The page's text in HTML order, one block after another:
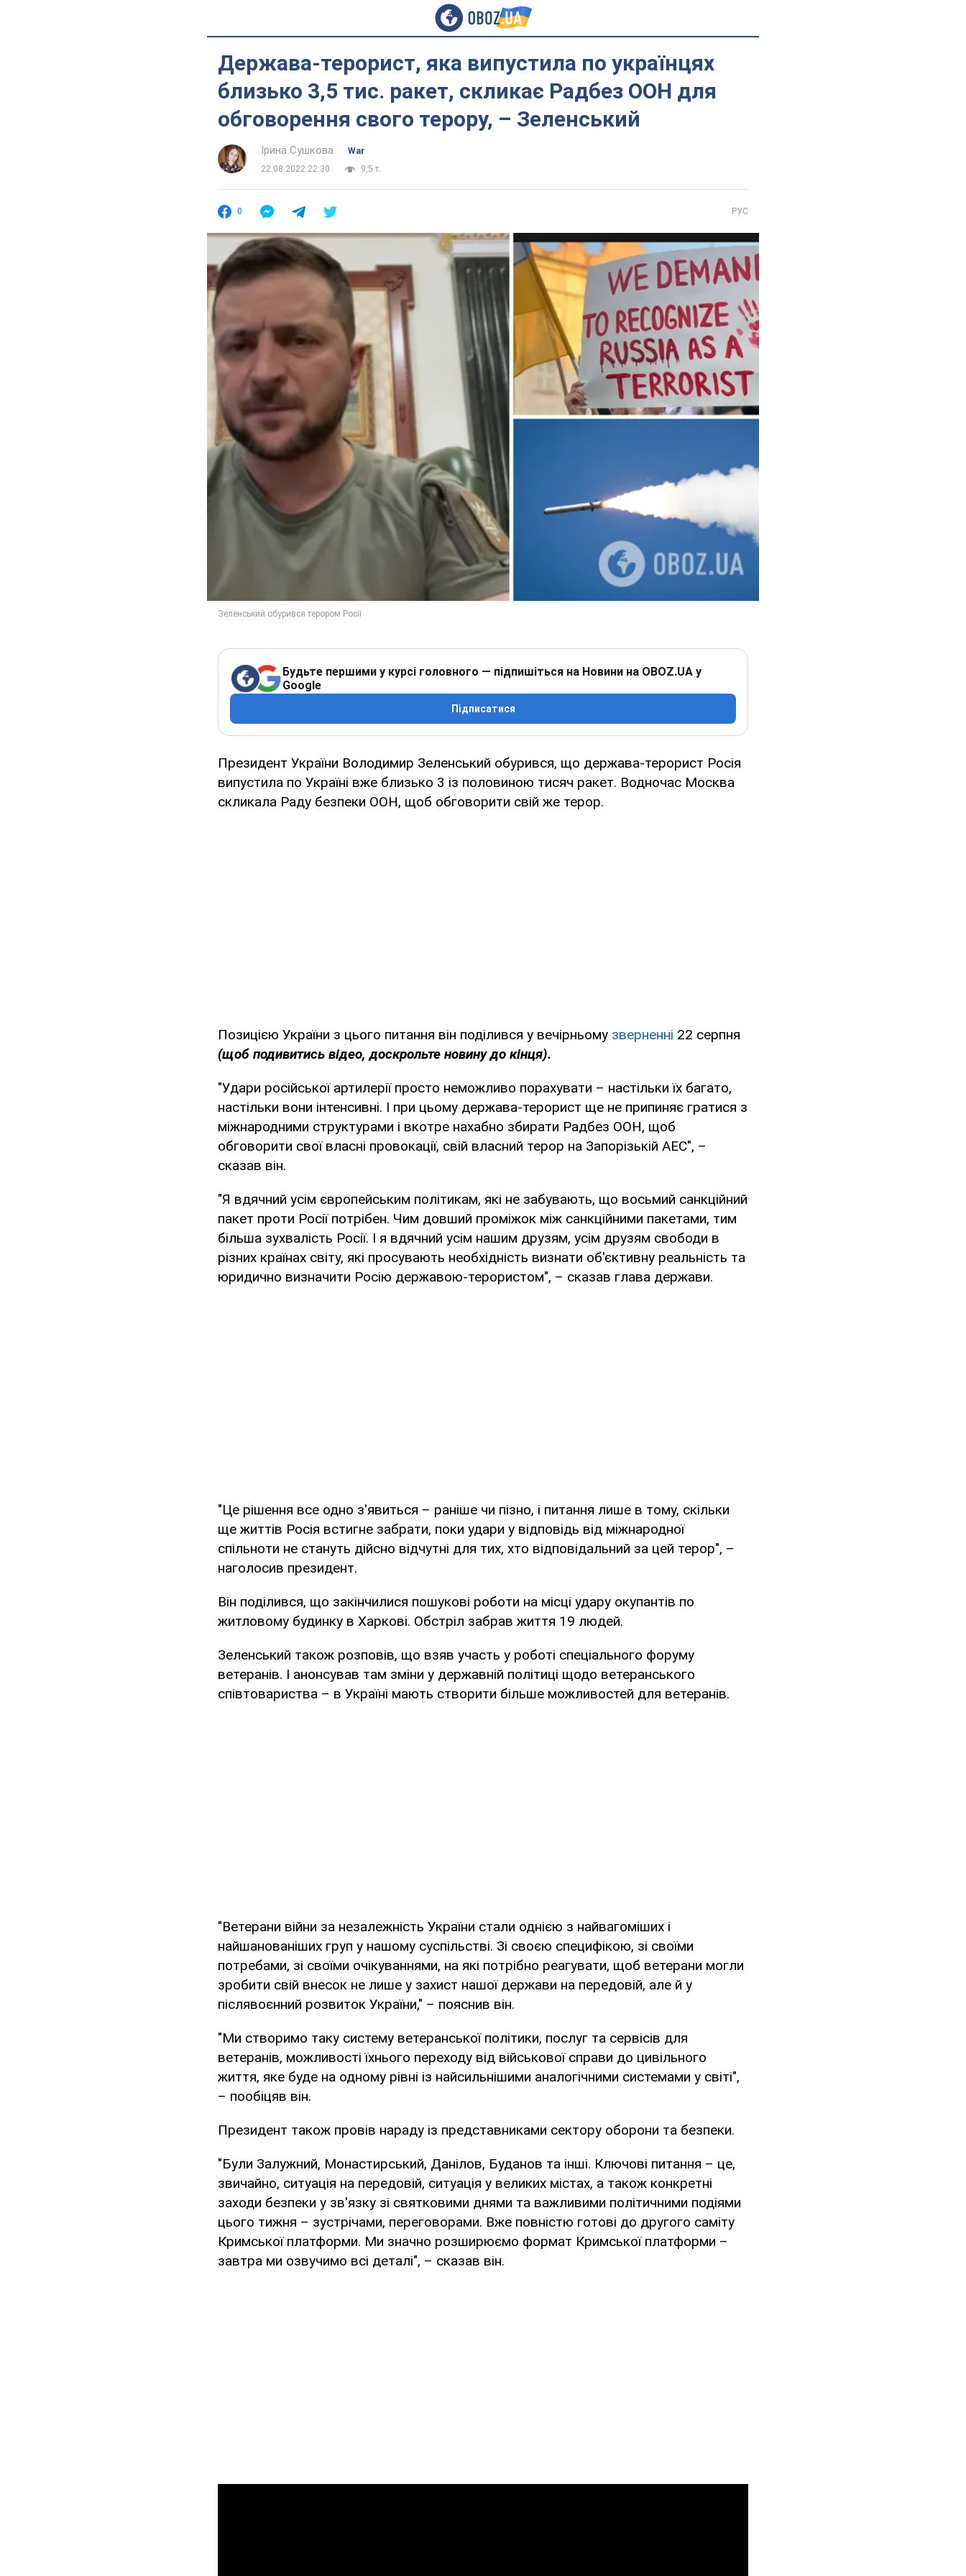
Держава-терорист, яка випустила по українцях
близько 3,5 тис. ракет, скликає Радбез ООН для
обговорення свого терору, – Зеленський
Ірина Сушкова
War
22.08.2022 22:30
9,5 т.
0 РУС
Будьте першими у курсі головного — підпишіться на Новини на OBOZ.UA у
Google
Підписатися
Президент України Володимир Зеленський обурився, що держава-терорист Росія
випустила по Україні вже близько 3 із половиною тисяч ракет. Водночас Москва
скликала Раду безпеки ООН, щоб обговорити свій же терор.
Позицією України з цього питання він поділився у вечірньому зверненні 22 серпня
(щоб подивитись відео, доскрольте новину до кінця).
"Удари російської артилерії просто неможливо порахувати – настільки їх багато,
настільки вони інтенсивні. І при цьому держава-терорист ще не припиняє гратися з
міжнародними структурами і вкотре нахабно збирати Радбез ООН, щоб
обговорити свої власні провокації, свій власний терор на Запорізькій АЕС", –
сказав він.
"Я вдячний усім європейським політикам, які не забувають, що восьмий санкційний
пакет проти Росії потрібен. Чим довший проміжок між санкційними пакетами, тим
більша зухвалість Росії. І я вдячний усім нашим друзям, усім друзям свободи в
різних країнах світу, які просувають необхідність визнати об'єктивну реальність та
юридично визначити Росію державою-терористом", – сказав глава держави.
"Це рішення все одно з'явиться – раніше чи пізно, і питання лише в тому, скільки
ще життів Росія встигне забрати, поки удари у відповідь від міжнародної
спільноти не стануть дійсно відчутні для тих, хто відповідальний за цей терор", –
наголосив президент.
Він поділився, що закінчилися пошукові роботи на місці удару окупантів по
житловому будинку в Харкові. Обстріл забрав життя 19 людей.
Зеленський також розповів, що взяв участь у роботі спеціального форуму
ветеранів. І анонсував там зміни у державній політиці щодо ветеранського
співтовариства – в Україні мають створити більше можливостей для ветеранів.
"Ветерани війни за незалежність України стали однією з найвагоміших і
найшанованіших груп у нашому суспільстві. Зі своєю специфікою, зі своїми
потребами, зі своїми очікуваннями, на які потрібно реагувати, щоб ветерани могли
зробити свій внесок не лише у захист нашої держави на передовій, але й у
післявоєнний розвиток України," – пояснив він.
"Ми створимо таку систему ветеранської політики, послуг та сервісів для
ветеранів, можливості їхнього переходу від військової справи до цивільного
життя, яке буде на одному рівні із найсильнішими аналогічними системами у світі",
– пообіцяв він.
Президент також провів нараду із представниками сектору оборони та безпеки.
"Були Залужний, Монастирський, Данілов, Буданов та інші. Ключові питання – це,
звичайно, ситуація на передовій, ситуація у великих містах, а також конкретні
заходи безпеки у зв'язку зі святковими днями та важливими політичними подіями
цього тижня – зустрічами, переговорами. Вже повністю готові до другого саміту
Кримської платформи. Ми значно розширюємо формат Кримської платформи –
завтра ми озвучимо всі деталі", – сказав він.